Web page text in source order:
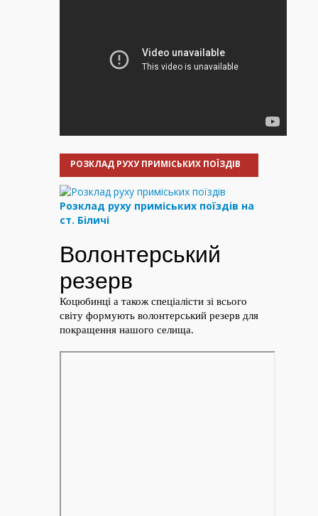
РОЗКЛАД РУХУ ПРИМІСЬКИХ ПОЇЗДІВ
Розклад руху приміських поїздів на
ст. Біличі